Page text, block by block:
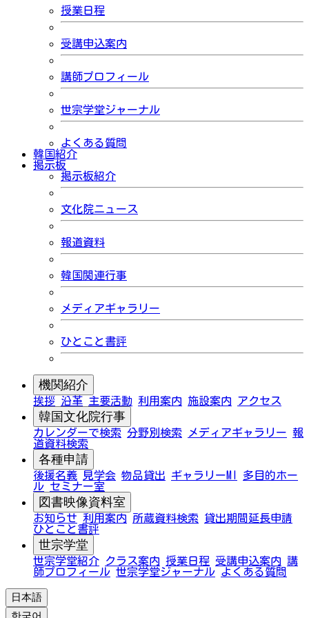
授業日程
受講申込案内
講師プロフィール
世宗学堂ジャーナル
よくある質問
韓国紹介
掲示板
掲示板紹介
文化院ニュース
報道資料
韓国関連行事
メディアギャラリー
ひとこと書評
機関紹介
挨拶 沿革 主要活動 利用案内 施設案内 アクセス
韓国文化院行事
カレンダーで検索 分野別検索 メディアギャラリー 報
道資料検索
各種申請
後援名義 見学会 物品貸出 ギャラリーMI
多目的ホー
ル セミナー室
図書映像資料室
お知らせ 利用案内 所蔵資料検索
貸出期間延長申請
ひとこと書評
世宗学堂
世宗学堂紹介 クラス案内 授業日程 受講申込案内 講
師プロフィール 世宗学堂ジャーナル よくある質問
日本語
한국어